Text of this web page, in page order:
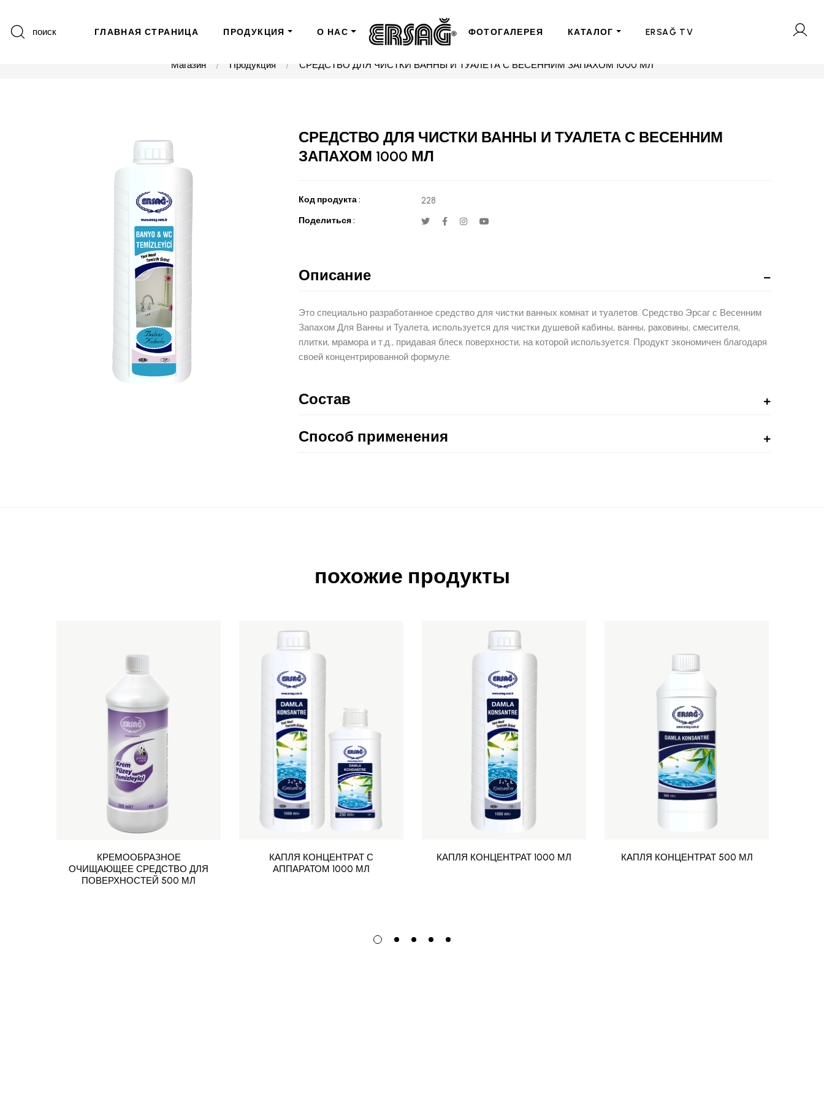
поиск ГЛАВНАЯ СТРАНИЦА ПРОДУКЦИЯ О НАС ФОТОГАЛЕРЕЯ КАТАЛОГ ERSAĞ TV
Магазин Продукция СРЕДСТВО ДЛЯ ЧИСТКИ ВАННЫ И ТУАЛЕТА С ВЕСЕННИМ ЗАПАХОМ 1000 МЛ
СРЕДСТВО ДЛЯ ЧИСТКИ ВАННЫ И ТУАЛЕТА С ВЕСЕННИМ
ЗАПАХОМ 1000 МЛ
Код продукта : 228
Поделиться :
Описание
Это специально разработанное средство для чистки ванных комнат и туалетов. Средство Эрсаг с Весенним
Запахом Для Ванны и Туалета, используется для чистки душевой кабины, ванны, раковины, смесителя,
плитки, мрамора и т.д., придавая блеск поверхности, на которой используется. Продукт экономичен благодаря
своей концентрированной формуле.
Состав
Способ применения
похожие продукты
КРЕМООБРАЗНОЕ
ОЧИЩАЮЩЕЕ СРЕДСТВО ДЛЯ
ПОВЕРХНОСТЕЙ 500 МЛ
КАПЛЯ КОНЦЕНТРАТ С
АППАРАТОМ 1000 МЛ
КАПЛЯ КОНЦЕНТРАТ 1000 МЛ КАПЛЯ КОНЦЕНТРАТ 500 МЛ